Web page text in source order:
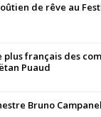
de rêve au
plus français des
Puaud
Bruno